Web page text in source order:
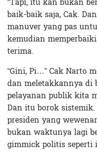
baik-baik saja, Cak.
manuver yang pas
kemudian
terima.
“Gini, Pi…” Cak Narto
dan meletakkannya di
pelayanan publik kita
Dan itu borok sistemik.
presiden yang
bukan waktunya lagi
gimmick politis seperti